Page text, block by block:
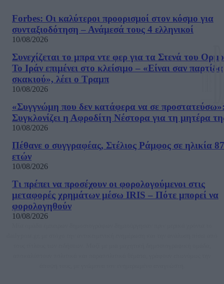
Forbes: Οι καλύτεροι προορισμοί στον κόσμο για
συνταξιοδότηση – Ανάμεσά τους 4 ελληνικοί
10/08/2026
Συνεχίζεται το μπρα ντε φερ για τα Στενά του
Το Ιράν επιμένει στο κλείσιμο – «Είναι σαν παρτίδα
σκακιού», λέει ο Τραμπ
10/08/2026
«Συγγνώμη που δεν κατάφερα να σε
Συγκλονίζει η Αφροδίτη Νέστορα για τη μητέρα
10/08/2026
Πέθανε ο συγγραφέας, Στέλιος Ράμφος σε ηλικία 87
ετών
10/08/2026
Τι πρέπει να προσέχουν οι φορολογούμενοι στις
μεταφορές χρημάτων μέσω IRIS – Πότε μπορεί να
φορολογηθούν
10/08/2026